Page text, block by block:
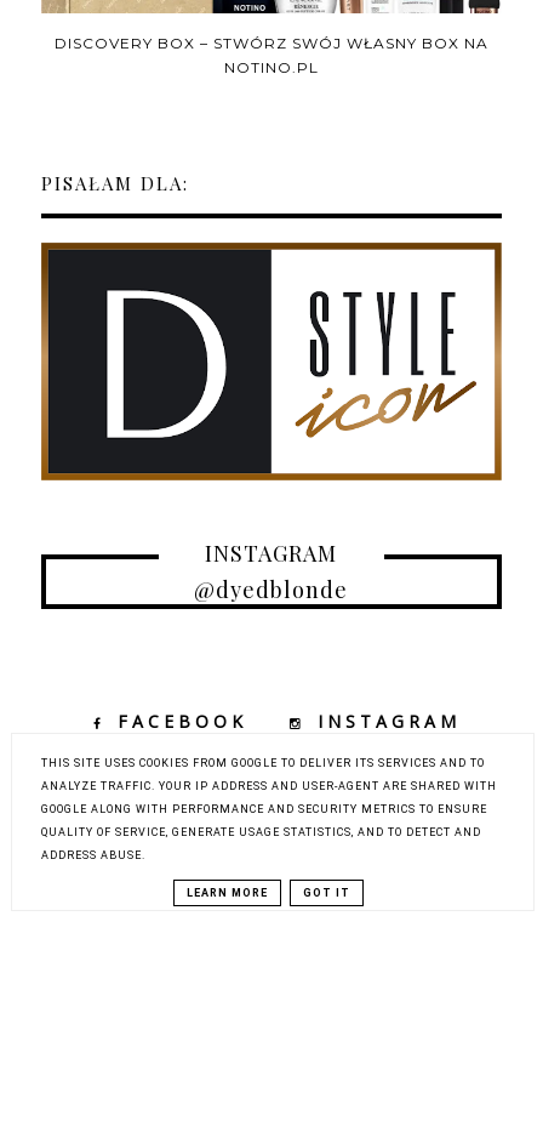
DISCOVERY BOX – STWÓRZ SWÓJ WŁASNY BOX NA
NOTINO.PL
PISAŁAM DLA:
INSTAGRAM
@dyedblonde
FACEBOOK
INSTAGRAM
TIKTOK
YOUTUBE
COPYRIGHT ©
BLOG DESIGN: KAROGRAFIA.PL
THIS SITE USES COOKIES FROM GOOGLE TO DELIVER ITS SERVICES AND TO
ANALYZE TRAFFIC. YOUR IP ADDRESS AND USER-AGENT ARE SHARED WITH
GOOGLE ALONG WITH PERFORMANCE AND SECURITY METRICS TO ENSURE
QUALITY OF SERVICE, GENERATE USAGE STATISTICS, AND TO DETECT AND
ADDRESS ABUSE.
LEARN MORE GOT IT